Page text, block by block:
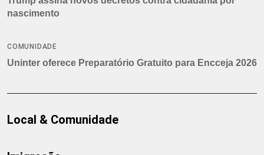
nascimento
COMUNIDADE
Uninter oferece Preparatório Gratuito para Encceja 2026
Local & Comunidade